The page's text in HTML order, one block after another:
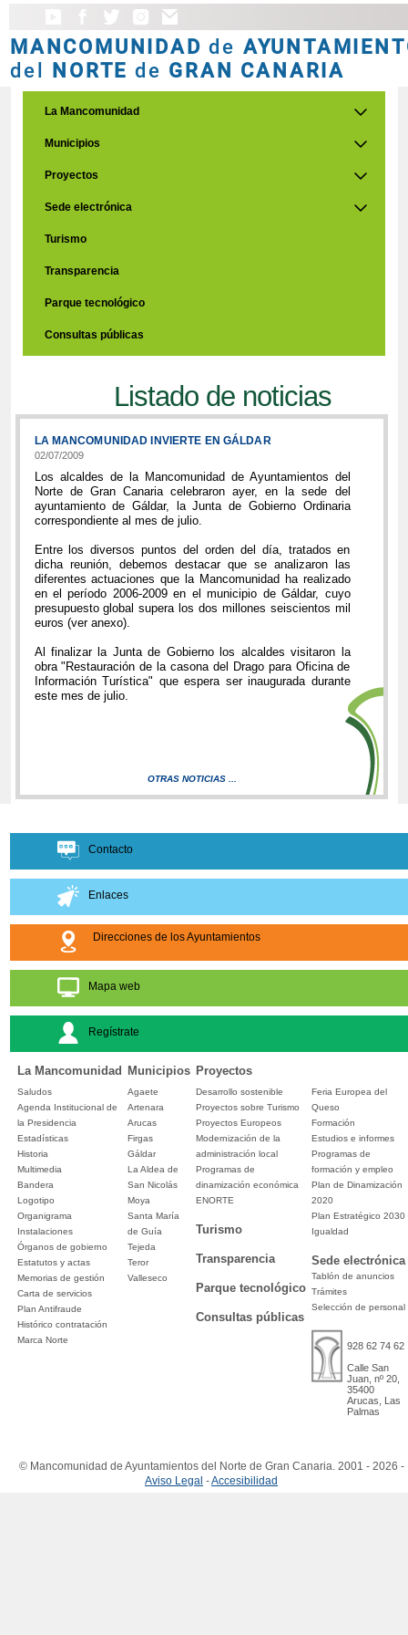
MANCOMUNIDAD de
del NORTE de GRAN CANARIA
La Mancomunidad
Municipios
Proyectos
Sede electrónica
Turismo
Transparencia
Parque tecnológico
Consultas públicas
Listado de noticias
LA MANCOMUNIDAD INVIERTE EN GÁLDAR
02/07/2009
Los alcaldes de la Mancomunidad de Ayuntamientos del
Norte de Gran Canaria celebraron ayer, en la sede del
ayuntamiento de Gáldar, la Junta de Gobierno Ordinaria
correspondiente al mes de julio.
Entre los diversos puntos del orden del día, tratados en
dicha reunión, debemos destacar que se analizaron las
diferentes actuaciones que la Mancomunidad ha realizado
en el período 2006-2009 en el municipio de Gáldar, cuyo
presupuesto global supera los dos millones seiscientos mil
euros (ver anexo).
Al finalizar la Junta de Gobierno los alcaldes visitaron la
obra "Restauración de la casona del Drago para Oficina de
Información Turística" que espera ser inaugurada durante
este mes de julio.
OTRAS NOTICIAS ...
Contacto
Enlaces
Direcciones de los Ayuntamientos
Mapa web
Regístrate
La Mancomunidad Municipios Proyectos
Saludos
Agenda Institucional de
la Presidencia
Estadísticas
Historia
Multimedia
Bandera
Logotipo
Organigrama
Instalaciones
Órganos de gobierno
Estatutos y actas
Memorias de gestión
Carta de servicios
Plan Antifraude
Histórico contratación
Marca Norte
Agaete
Artenara
Arucas
Firgas
Gáldar
La Aldea de
San Nicolás
Moya
Santa María
de Guía
Tejeda
Teror
Valleseco
Desarrollo sostenible
Proyectos sobre Turismo
Proyectos Europeos
Modernización de la
administración local
Programas de
dinamización económica
ENORTE
Turismo
Transparencia
Parque tecnológico
Consultas públicas
Feria Europea del
Queso
Formación
Estudios e informes
Programas de
formación y empleo
Plan de Dinamización
2020
Plan Estratégico 2030
Igualdad
Sede electrónica
Tablón de anuncios
Trámites
Selección de personal
928 62 74 62
Calle San
Juan, nº 20,
35400
Arucas, Las
Palmas
© Mancomunidad de Ayuntamientos del Norte de Gran Canaria. 2001 - 2026 -
Aviso Legal -Accesibilidad